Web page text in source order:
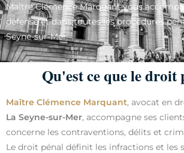
Maître Clémence Marquant vous
défense et dans toutes les procédures
Seyne-sur-Mer
Qu'est ce que le droit
Maître Clémence Marquant, avocat en
La Seyne-sur-Mer, accompagne ses
concerne les contraventions, délits et
Le droit pénal définit les infractions et les